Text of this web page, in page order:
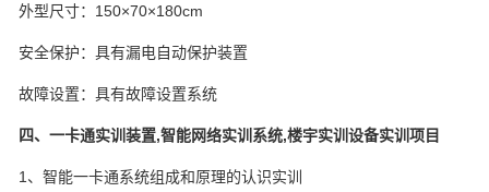
外型尺寸：150×70×180cm
安全保护：具有漏电自动保护装置
故障设置：具有故障设置系统
四、一卡通实训装置,智能网络实训系统,楼宇实训设备实训项目
1、智能一卡通系统组成和原理的认识实训